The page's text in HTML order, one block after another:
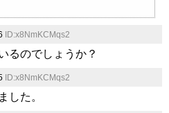
ID:x8NmKCMqs2
るのでしょうか？
ID:x8NmKCMqs2
した。